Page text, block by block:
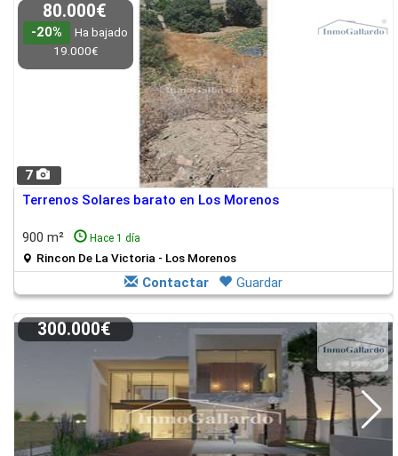
7
80.000€
-20%
Ha bajado
19.000€
Terrenos Solares barato en Los Morenos
900 m² Hace 1 día
Rincon De La Victoria - Los Morenos
Contactar Guardar
300.000€